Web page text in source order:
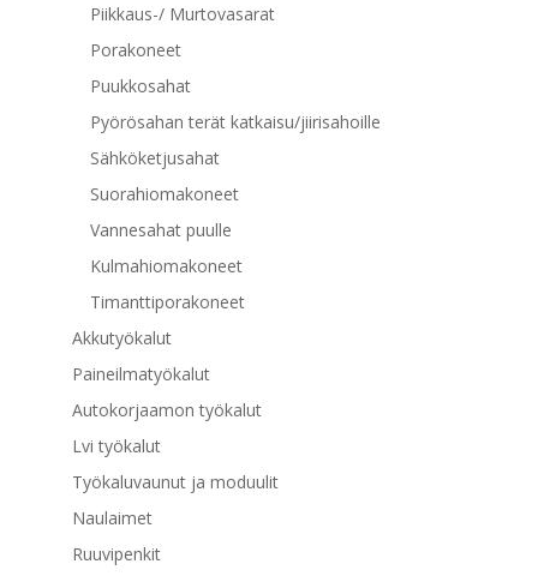
Piikkaus-/ Murtovasarat
Porakoneet
Puukkosahat
Pyörösahan terät katkaisu/jiirisahoille
Sähköketjusahat
Suorahiomakoneet
Vannesahat puulle
Kulmahiomakoneet
Timanttiporakoneet
Akkutyökalut
Paineilmatyökalut
Autokorjaamon työkalut
Lvi työkalut
Työkaluvaunut ja moduulit
Naulaimet
Ruuvipenkit